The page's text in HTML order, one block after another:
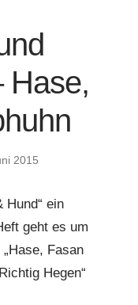
Hase,
2015
Hund“ ein
geht es um
Fasan
Hegen“